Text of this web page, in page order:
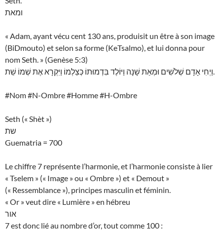
ומאת
« Adam, ayant vécu cent 130 ans, produisit un être à son image
(BiDmouto) et selon sa forme (KeTsalmo), et lui donna pour
nom Seth. » (Genèse 5:3)
וַיְחִי אָדָם שְׁלֹשִׁים וּמְאַת שָׁנָה וַיּוֹלֶד בִּדְמוּתוֹ כְּצַלְמוֹ וַיִּקְרָא אֶת שְׁמוֹ שֵׁת.
#Nom #N-Ombre #Homme #H-Ombre
Seth (« Shèt »)
שת
Guematria = 700
Le chiffre 7 représente l’harmonie, et l’harmonie consiste à lier
« Tselem » (« Image » ou « Ombre ») et « Demout »
(« Ressemblance »), principes masculin et féminin.
« Or » veut dire « Lumière » en hébreu
אור
7 est donc lié au nombre d’or, tout comme 100 :